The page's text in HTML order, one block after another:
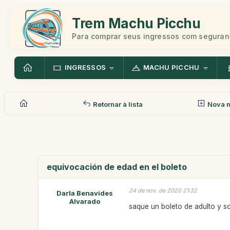
Trem Machu Picchu
Para comprar seus ingressos com
INGRESSOS MACHU PICCHU
Retornar à lista Nova
equivocación de edad en el boleto
Darla Benavides
Alvarado
24 de nov. de 2020 21:32
saque un boleto de adulto y